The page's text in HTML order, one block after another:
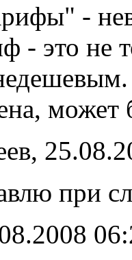
-
- это не
при